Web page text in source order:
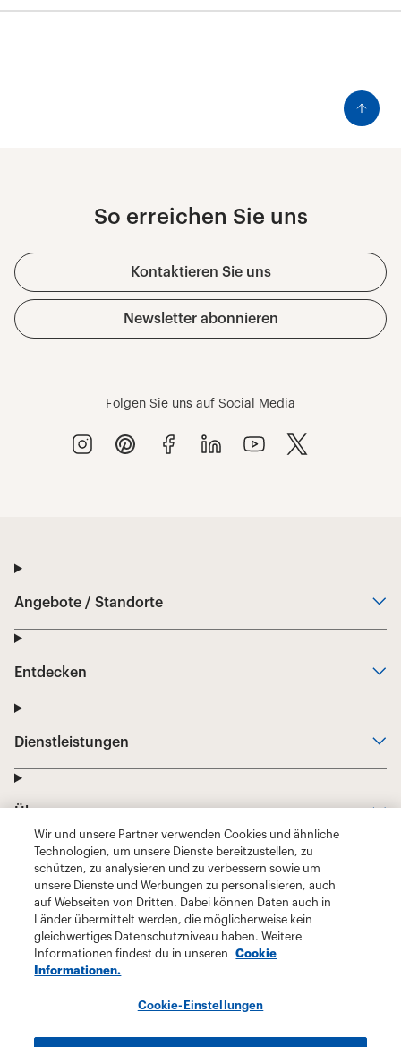
Wir und unsere Partner verwenden Cookies und ähnliche
Technologien, um unsere Dienste bereitzustellen, zu
schützen, zu analysieren und zu verbessern sowie um
unsere Dienste und Werbungen zu personalisieren, auch
auf Webseiten von Dritten. Dabei können Daten auch in
Länder übermittelt werden, die möglicherweise kein
gleichwertiges Datenschutzniveau haben. Weitere
Informationen findest du in unseren
Cookie
Informationen.
Cookie-Einstellungen